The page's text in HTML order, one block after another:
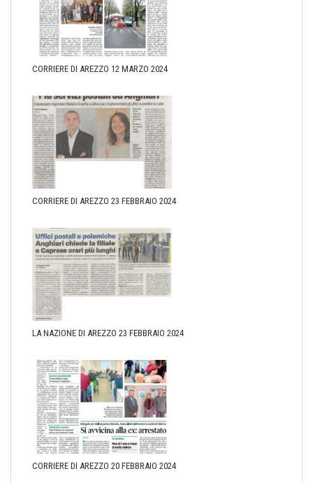
CORRIERE DI AREZZO 12 MARZO 2024
CORRIERE DI AREZZO 23 FEBBRAIO 2024
LA NAZIONE DI AREZZO 23 FEBBRAIO 2024
CORRIERE DI AREZZO 20 FEBBRAIO 2024